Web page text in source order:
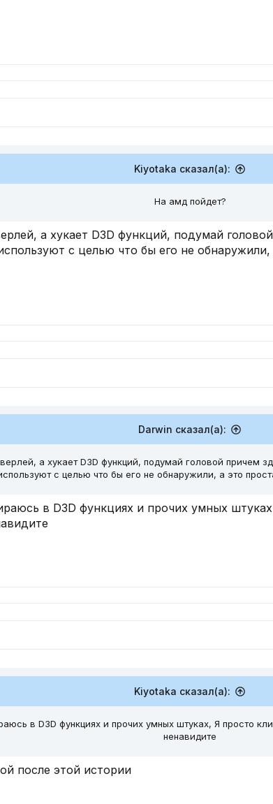
Kiyotaka сказал(а):
На амд пойдет?
а хукает D3D функций, подумай
с целью что бы его не
Darwin сказал(а):
а хукает D3D функций, подумай головой причем
с целью что бы его не обнаружили, а это
в D3D функциях и прочих умных
Kiyotaka сказал(а):
в D3D функциях и прочих умных штуках, Я просто
ненавидите
после этой истории